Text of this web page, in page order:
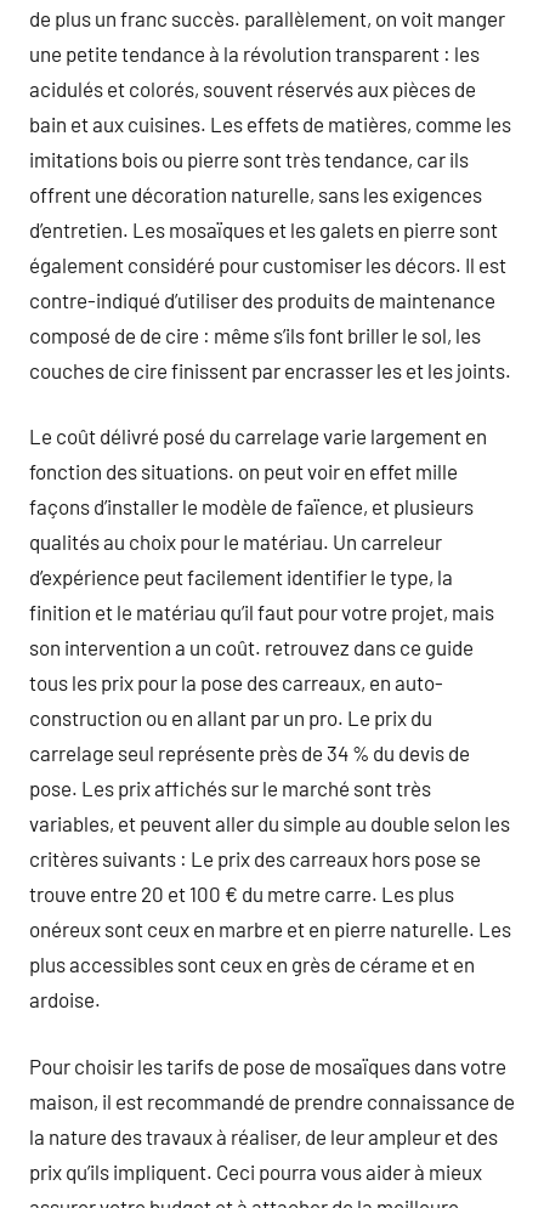
de plus un franc succès. parallèlement, on voit manger
une petite tendance à la révolution transparent : les
acidulés et colorés, souvent réservés aux pièces de
bain et aux cuisines. Les effets de matières, comme les
imitations bois ou pierre sont très tendance, car ils
offrent une décoration naturelle, sans les exigences
d’entretien. Les mosaïques et les galets en pierre sont
également considéré pour customiser les décors. Il est
contre-indiqué d’utiliser des produits de maintenance
composé de de cire : même s’ils font briller le sol, les
couches de cire finissent par encrasser les et les joints.
Le coût délivré posé du carrelage varie largement en
fonction des situations. on peut voir en effet mille
façons d’installer le modèle de faïence, et plusieurs
qualités au choix pour le matériau. Un carreleur
d’expérience peut facilement identifier le type, la
finition et le matériau qu’il faut pour votre projet, mais
son intervention a un coût. retrouvez dans ce guide
tous les prix pour la pose des carreaux, en auto-
construction ou en allant par un pro. Le prix du
carrelage seul représente près de 34 % du devis de
pose. Les prix affichés sur le marché sont très
variables, et peuvent aller du simple au double selon les
critères suivants : Le prix des carreaux hors pose se
trouve entre 20 et 100 € du metre carre. Les plus
onéreux sont ceux en marbre et en pierre naturelle. Les
plus accessibles sont ceux en grès de cérame et en
ardoise.
Pour choisir les tarifs de pose de mosaïques dans votre
maison, il est recommandé de prendre connaissance de
la nature des travaux à réaliser, de leur ampleur et des
prix qu’ils impliquent. Ceci pourra vous aider à mieux